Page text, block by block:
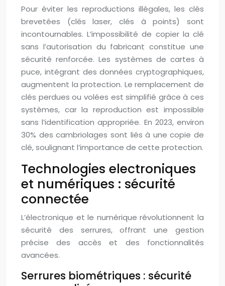
Pour éviter les reproductions illégales, les clés
brevetées (clés laser, clés à points) sont
incontournables. L’impossibilité de copier la clé
sans l’autorisation du fabricant constitue une
sécurité renforcée. Les systèmes de cartes à
puce, intégrant des données cryptographiques,
augmentent la protection. Le remplacement de
clés perdues ou volées est simplifié grâce à ces
systèmes, car la reproduction est impossible
sans l’identification appropriée. En 2023, environ
30% des cambriolages sont liés à une copie de
clé, soulignant l’importance de cette protection.
Technologies electroniques
et numériques : sécurité
connectée
L’électronique et le numérique révolutionnent la
sécurité des serrures, offrant une gestion
précise des accès et des fonctionnalités
avancées.
Serrures biométriques : sécurité